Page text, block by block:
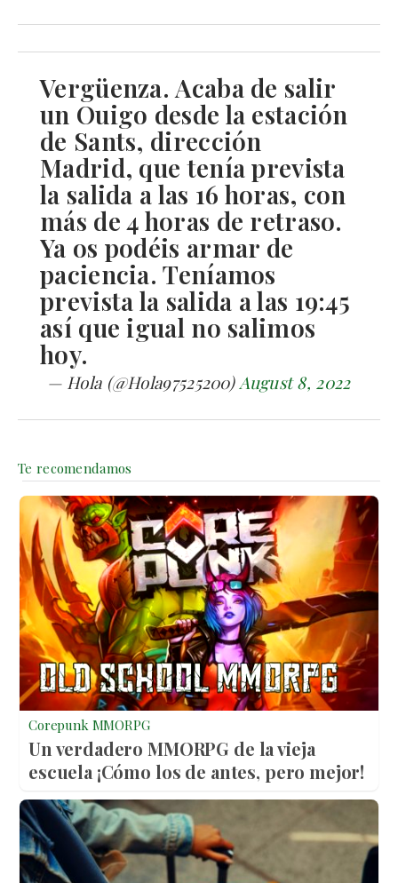
Vergüenza. Acaba de salir
un Ouigo desde la estación
de Sants, dirección
Madrid, que tenía prevista
la salida a las 16 horas, con
más de 4 horas de retraso.
Ya os podéis armar de
paciencia. Teníamos
prevista la salida a las 19:45
así que igual no salimos
hoy.
— Hola (@Hola97525200)August 8, 2022
Corepunk MMORPG
Un verdadero MMORPG de la vieja
escuela ¡Cómo los de antes, pero mejor!